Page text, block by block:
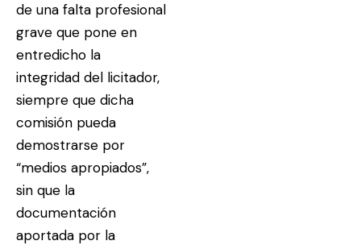
de una falta profesional
grave que pone en
entredicho la
integridad del licitador,
siempre que dicha
comisión pueda
demostrarse por
“medios apropiados”,
sin que la
documentación
aportada por la